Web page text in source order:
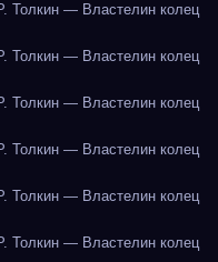
Толкин — Властелин колец
Толкин — Властелин колец
Толкин — Властелин колец
Толкин — Властелин колец
Толкин — Властелин колец
Толкин — Властелин колец